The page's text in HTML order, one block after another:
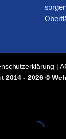
|
2014 - 2026 ©